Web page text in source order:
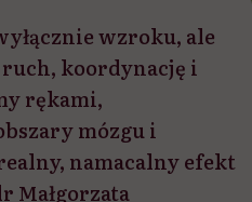
wzroku, ale
koordynację i
rękami,
mózgu i
namacalny efekt
Małgorzata